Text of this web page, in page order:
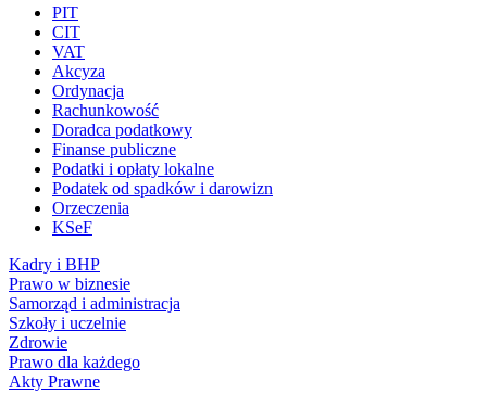
PIT
CIT
VAT
Akcyza
Ordynacja
Rachunkowość
Doradca podatkowy
Finanse publiczne
Podatki i opłaty lokalne
Podatek od spadków i darowizn
Orzeczenia
KSeF
Kadry i BHP
Prawo w biznesie
Samorząd i administracja
Szkoły i uczelnie
Zdrowie
Prawo dla każdego
Akty Prawne